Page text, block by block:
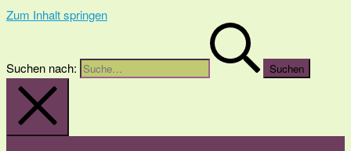
Zum Inhalt springen
Suchen nach: